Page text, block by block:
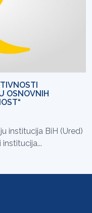
OSNOVNIH
institucija BiH (Ured)